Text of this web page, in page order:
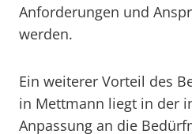
Anforderungen und
werden.
Ein weiterer Vorteil des
in Mettmann liegt in der
Anpassung an die